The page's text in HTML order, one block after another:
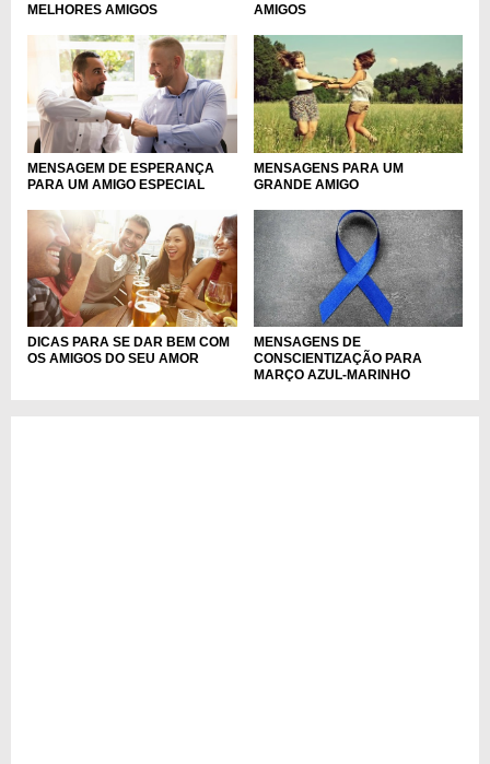
MELHORES AMIGOS
AMIGOS
MENSAGEM DE ESPERANÇA
PARA UM AMIGO ESPECIAL
MENSAGENS PARA UM
GRANDE AMIGO
DICAS PARA SE DAR BEM COM
OS AMIGOS DO SEU AMOR
MENSAGENS DE
CONSCIENTIZAÇÃO PARA
MARÇO AZUL-MARINHO